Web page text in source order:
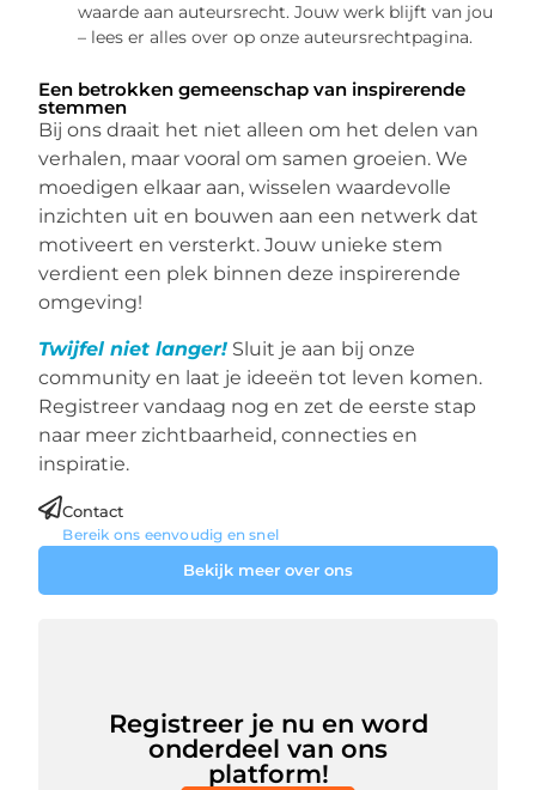
waarde aan auteursrecht. Jouw werk blijft van jou
– lees er alles over op onze auteursrechtpagina.
Een betrokken gemeenschap van inspirerende
stemmen
Bij ons draait het niet alleen om het delen van
verhalen, maar vooral om samen groeien. We
moedigen elkaar aan, wisselen waardevolle
inzichten uit en bouwen aan een netwerk dat
motiveert en versterkt. Jouw unieke stem
verdient een plek binnen deze inspirerende
omgeving!
Twijfel niet langer! Sluit je aan bij onze
community en laat je ideeën tot leven komen.
Registreer vandaag nog en zet de eerste stap
naar meer zichtbaarheid, connecties en
inspiratie.
Bekijk meer over ons
Contact
Bereik ons eenvoudig en snel
Registreer je nu en word
onderdeel van ons
platform!